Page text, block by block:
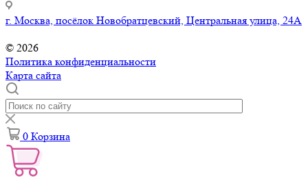
г. Москва, посёлок Новобратцевский, Центральная улица, 24А
© 2026
Политика конфиденциальности
Карта сайта
0 Корзина